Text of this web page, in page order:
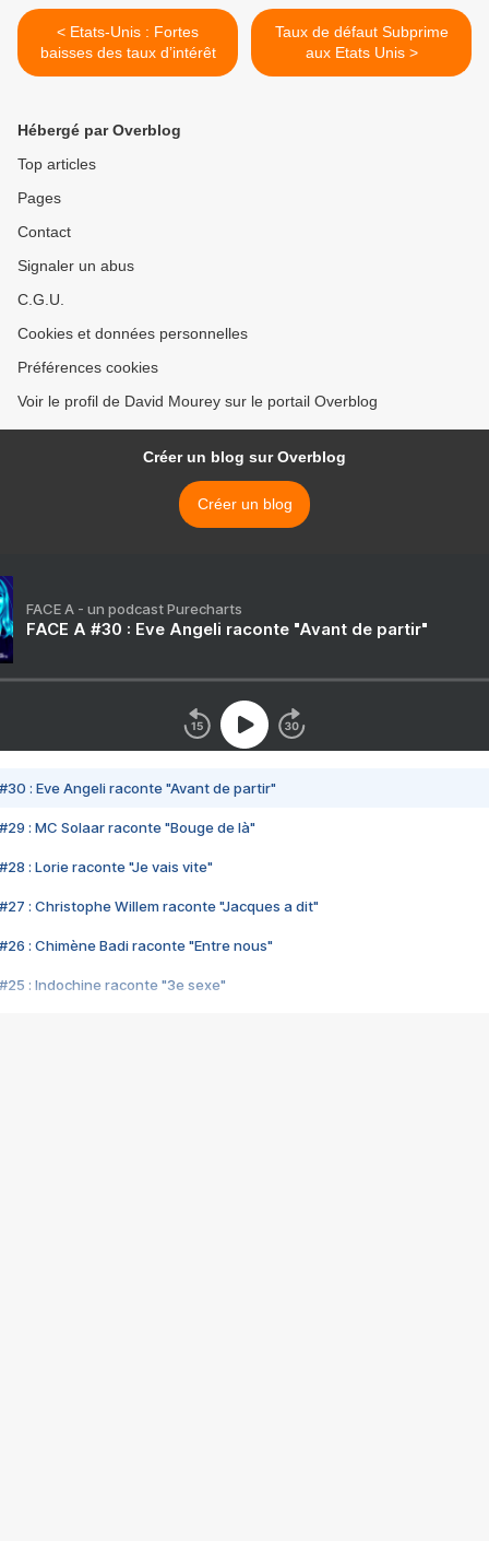
< Etats-Unis : Fortes
baisses des taux d’intérêt
Taux de défaut Subprime
aux Etats Unis >
Hébergé par Overblog
Top articles
Pages
Contact
Signaler un abus
C.G.U.
Cookies et données personnelles
Préférences cookies
Voir le profil de David Mourey sur le portail Overblog
Créer un blog sur Overblog
Créer un blog
FACE A - un podcast Purecharts
FACE A #30 : Eve Angeli raconte "Avant de partir"
#30 : Eve Angeli raconte "Avant de partir"
#29 : MC Solaar raconte "Bouge de là"
#28 : Lorie raconte "Je vais vite"
#27 : Christophe Willem raconte "Jacques a dit"
#26 : Chimène Badi raconte "Entre nous"
#25 : Indochine raconte "3e sexe"